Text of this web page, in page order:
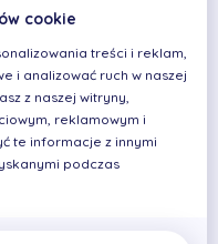
i trwałość prac
do wykonania
w technice
nakładów,
łączników do
wykonywanie
cookie
treści i reklam,
i analizować ruch w naszej
z naszej witryny,
reklamowym i
te informacje z innymi
podczas